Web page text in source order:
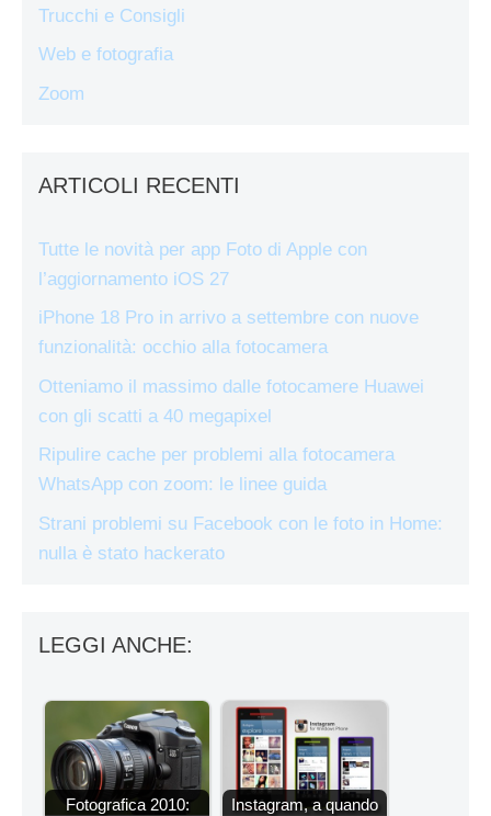
Trucchi e Consigli
Web e fotografia
Zoom
ARTICOLI RECENTI
Tutte le novità per app Foto di Apple con
l’aggiornamento iOS 27
iPhone 18 Pro in arrivo a settembre con nuove
funzionalità: occhio alla fotocamera
Otteniamo il massimo dalle fotocamere Huawei
con gli scatti a 40 megapixel
Ripulire cache per problemi alla fotocamera
WhatsApp con zoom: le linee guida
Strani problemi su Facebook con le foto in Home:
nulla è stato hackerato
LEGGI ANCHE:
Fotografica 2010:
Instagram, a quando